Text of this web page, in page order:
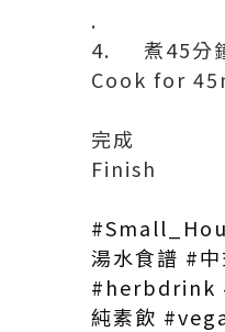
.
4. 煮45分鐘
Cook for
完成
Finish
湯水食譜 #
#herbdrink
純素飲